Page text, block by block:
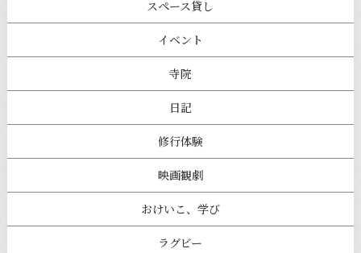
スペース貸し
イベント
寺院
日記
修行体験
映画観劇
おけいこ、学び
ラグビー